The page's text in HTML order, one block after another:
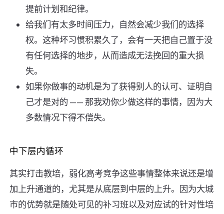
提前计划和纪律。
给我们有太多时间压力，自然会减少我们的选择
权。这种坏习惯积累久了，会有一天把自己置于没
有任何选择的地步，从而造成无法挽回的重大损
失。
如果你做事的动机是为了获得别人的认可、证明自
己才是对的 —— 那我劝你少做这样的事情，因为大
多数情况下得不偿失。
中下层内循环
其实打击教培，弱化高考竞争这些事情整体来说还是增
加上升通道的，尤其是从底层到中层的上升。因为大城
市的优势就是随处可见的补习班以及对应试的针对性培